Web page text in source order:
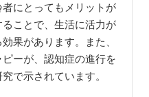
にとってもメリットが
ことで、生活に活力が
果があります。また、
ーが、認知症の進行を
で示されています。